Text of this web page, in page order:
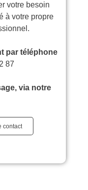
votre besoin
à votre propre
par téléphone
87
via notre
contact